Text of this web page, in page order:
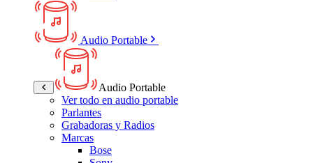
Audio Portable
Audio Portable
Ver todo en audio portable
Parlantes
Grabadoras y Radios
Marcas
Bose